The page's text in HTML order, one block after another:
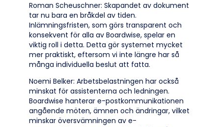
Roman Scheuschner: Skapandet av dokument
tar nu bara en bråkdel av tiden.
Inlämningsfristen, som görs transparent och
konsekvent för alla av Boardwise, spelar en
viktig roll i detta. Detta gör systemet mycket
mer praktiskt, eftersom vi inte längre har så
många individuella beslut att fatta.
Noemi Belker: Arbetsbelastningen har också
minskat för assistenterna och ledningen.
Boardwise hanterar e-postkommunikationen
angående möten, ämnen och ändringar, vilket
minskar översvämningen av e-